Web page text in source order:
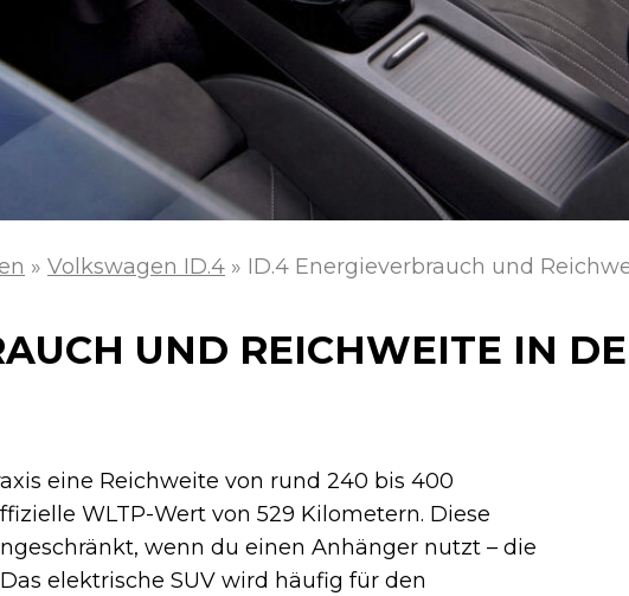
» Volkswagen ID.4 » ID.4 Energieverbrauch und
UND REICHWEITE IN
eine Reichweite von rund 240 bis 400
WLTP-Wert von 529 Kilometern. Diese
wenn du einen Anhänger nutzt – die
elektrische SUV wird häufig für den